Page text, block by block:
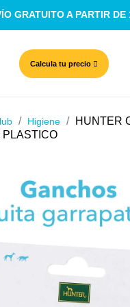
GRATUITO A PARTIR DE
Calcula tu precio
Higiene
HUNTER
PLASTICO